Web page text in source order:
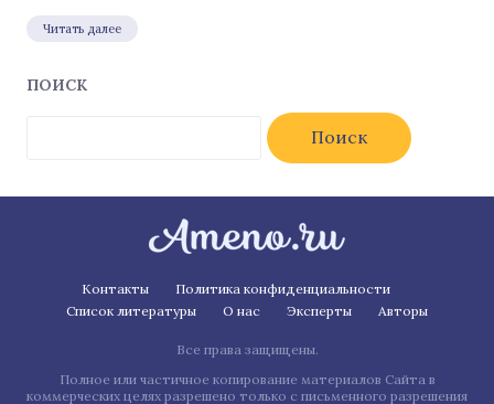
Читать далее
ПОИСК
Контакты
Политика конфиденциальности
Список литературы
О нас Эксперты Авторы
Все права защищены.
Полное или частичное копирование материалов Сайта в
коммерческих целях разрешено только с письменного разрешения